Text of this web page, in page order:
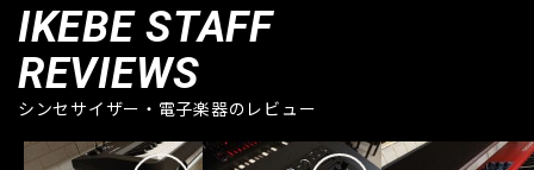
IKEBE STAFF
REVIEWS
シンセサイザー・電子楽器のレビュー